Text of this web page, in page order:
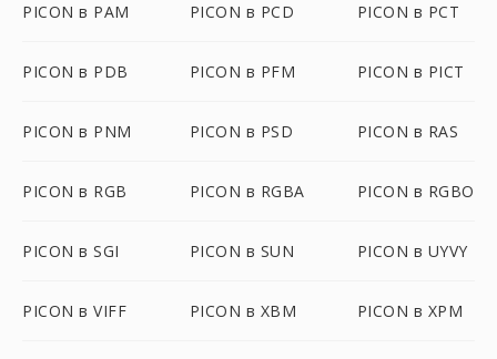
PICON в PAM PICON в PCD PICON в PCT
PICON в PDB PICON в PFM PICON в PICT
PICON в PNM PICON в PSD PICON в RAS
PICON в RGB PICON в RGBA PICON в RGBO
PICON в SGI PICON в SUN PICON в UYVY
PICON в VIFF PICON в XBM PICON в XPM